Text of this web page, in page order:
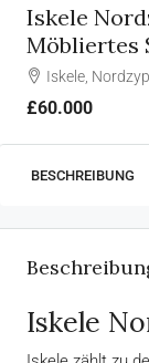
Iskele
Möbliertes
Iskele,
£60.000
BESCHREIBUNG
Iskele